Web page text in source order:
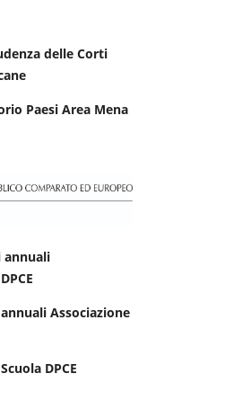
delle Corti
Paesi Area Mena
annuali
Associazione
DPCE